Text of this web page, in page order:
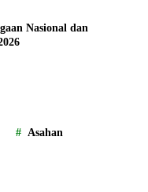
Nasional dan
Asahan